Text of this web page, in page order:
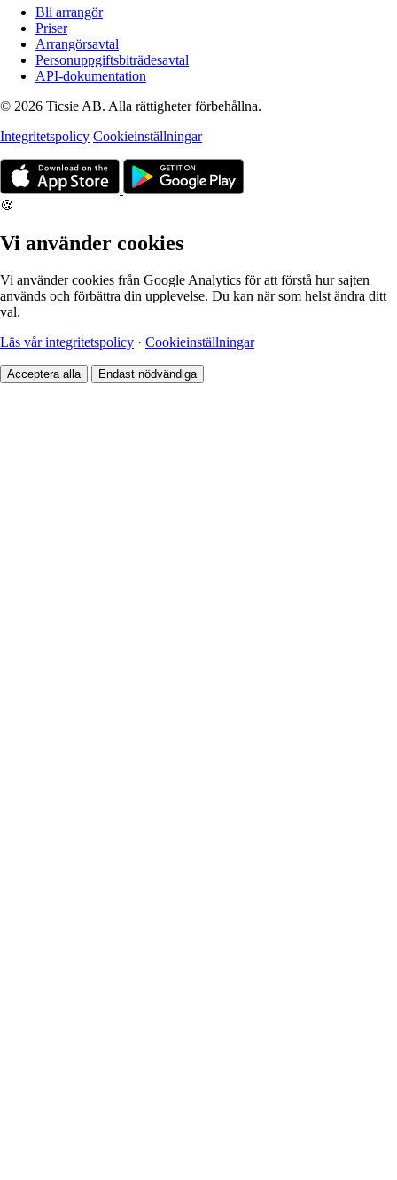
Bli arrangör
Priser
Arrangörsavtal
Personuppgiftsbiträdesavtal
API-dokumentation
© 2026 Ticsie AB. Alla rättigheter förbehållna.
Integritetspolicy Cookieinställningar
🍪
Vi använder cookies
Vi använder cookies från Google Analytics för att förstå hur sajten
används och förbättra din upplevelse. Du kan när som helst ändra ditt
val.
Läs vår integritetspolicy · Cookieinställningar
Acceptera alla Endast nödvändiga